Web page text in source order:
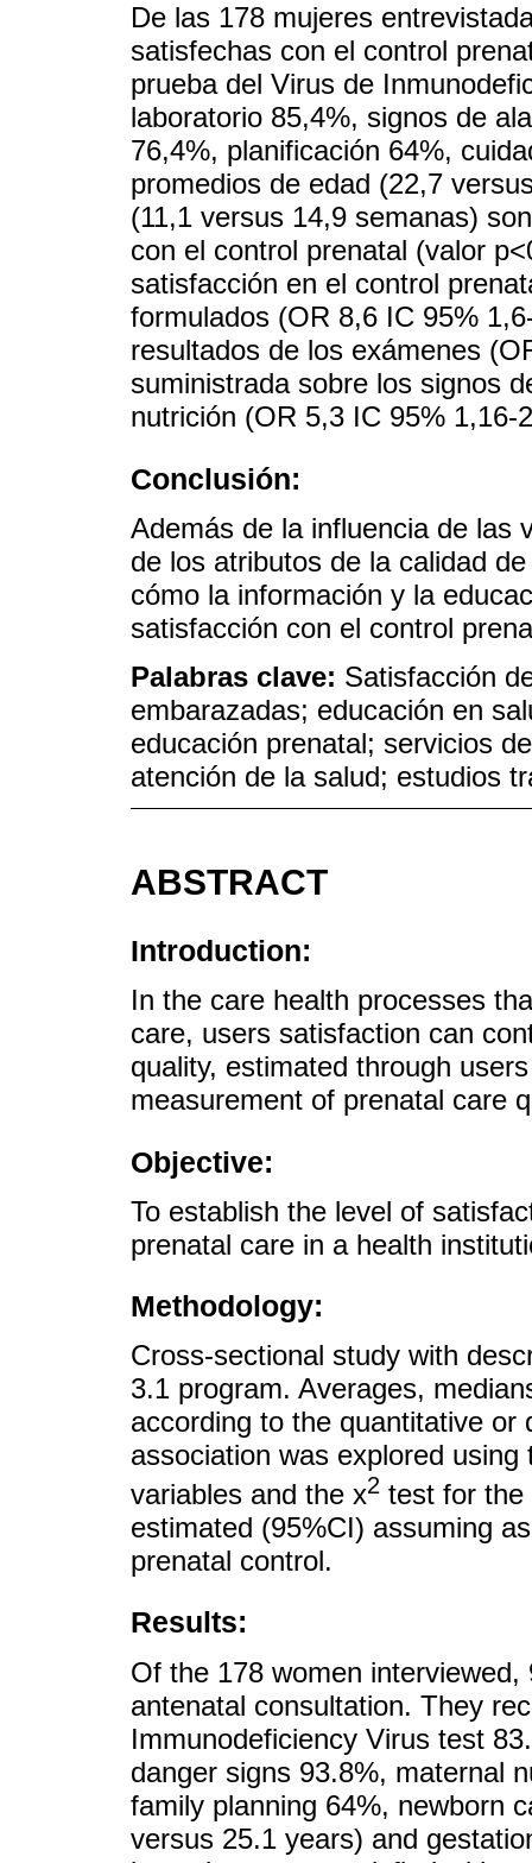
De las 178 mujeres
satisfechas con el control
prueba del Virus de
laboratorio 85,4%, signos de
76,4%, planificación 64%,
promedios de edad (22,7
(11,1 versus 14,9 semanas)
con el control prenatal (valor
satisfacción en el control
formulados (OR 8,6 IC 95%
resultados de los exámenes
suministrada sobre los signos
nutrición (OR 5,3 IC 95% 1,16-
Conclusión:
Además de la influencia de las
de los atributos de la calidad
cómo la información y la
satisfacción con el control
Palabras clave: Satisfacción
embarazadas; educación en
educación prenatal; servicios
atención de la salud; estudios
ABSTRACT
Introduction:
In the care health processes
care, users satisfaction can
quality, estimated through
measurement of prenatal care
Objective:
To establish the level of
prenatal care in a health
Methodology:
Cross-sectional study with
3.1 program. Averages,
according to the quantitative
association was explored
variables and the x2 test for the
estimated (95%CI) assuming
prenatal control.
Results:
Of the 178 women
antenatal consultation. They
Immunodeficiency Virus test
danger signs 93.8%, maternal
family planning 64%, newborn
versus 25.1 years) and